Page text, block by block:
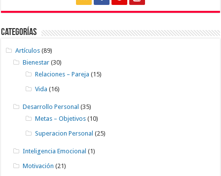
Categorías
Artículos (89)
Bienestar (30)
Relaciones – Pareja (15)
Vida (16)
Desarrollo Personal (35)
Metas – Objetivos (10)
Superacion Personal (25)
Inteligencia Emocional (1)
Motivación (21)